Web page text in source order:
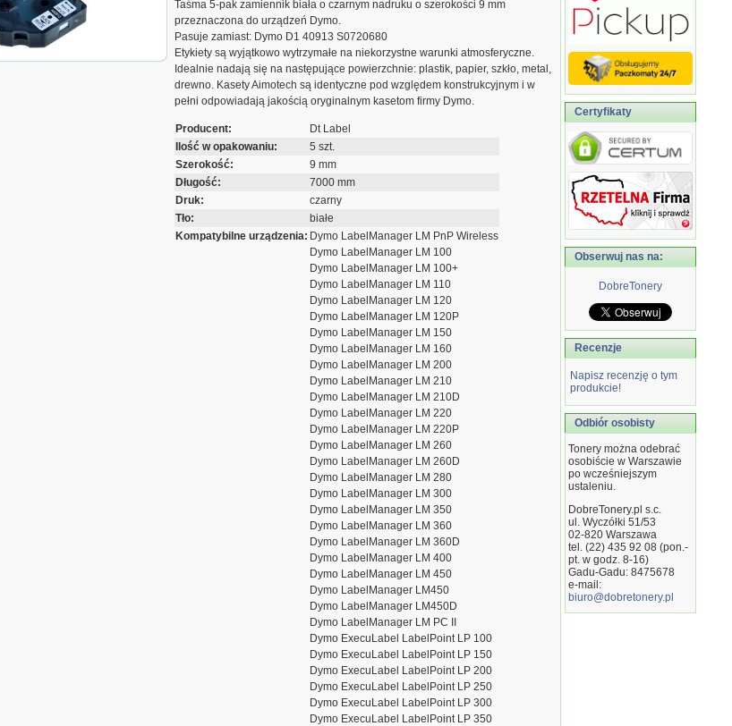
czarny nadruk D1 5x40913
Taśma 5-pak zamiennik biała o czarnym nadruku o szerokości 9 mm
przeznaczona do urządzeń Dymo.
Pasuje zamiast: Dymo D1 40913 S0720680
Etykiety są wyjątkowo wytrzymałe na niekorzystne warunki atmosferyczne.
Idealnie nadają się na następujące powierzchnie: plastik, papier, szkło, metal,
drewno. Kasety Aimotech są identyczne pod względem konstrukcyjnym i w
pełni odpowiadają jakością oryginalnym kasetom firmy Dymo.
Producent:
Dt Label
Ilość w opakowaniu:
5 szt.
Szerokość:
9 mm
Długość:
7000 mm
Druk:
czarny
Tło:
białe
Kompatybilne urządzenia: Dymo LabelManager LM PnP Wireless
Dymo LabelManager LM 100
Dymo LabelManager LM 100+
Dymo LabelManager LM 110
Dymo LabelManager LM 120
Dymo LabelManager LM 120P
Dymo LabelManager LM 150
Dymo LabelManager LM 160
Dymo LabelManager LM 200
Dymo LabelManager LM 210
Dymo LabelManager LM 210D
Dymo LabelManager LM 220
Dymo LabelManager LM 220P
Dymo LabelManager LM 260
Dymo LabelManager LM 260D
Dymo LabelManager LM 280
Dymo LabelManager LM 300
Dymo LabelManager LM 350
Dymo LabelManager LM 360
Dymo LabelManager LM 360D
Dymo LabelManager LM 400
Dymo LabelManager LM 450
Dymo LabelManager LM450
Dymo LabelManager LM450D
Dymo LabelManager LM PC II
Dymo ExecuLabel LabelPoint LP 100
Dymo ExecuLabel LabelPoint LP 150
Dymo ExecuLabel LabelPoint LP 200
Dymo ExecuLabel LabelPoint LP 250
Dymo ExecuLabel LabelPoint LP 300
Dymo ExecuLabel LabelPoint LP 350
Certyfikaty
Obserwuj nas na:
DobreTonery
Recenzje
Napisz recenzję o tym
produkcie!
Odbiór osobisty
Tonery można odebrać
osobiście w Warszawie
po wcześniejszym
ustaleniu.
DobreTonery.pl s.c.
ul. Wyczółki 51/53
02-820 Warszawa
tel. (22) 435 92 08 (pon.-
pt. w godz. 8-16)
Gadu-Gadu: 8475678
e-mail:
biuro@dobretonery.pl